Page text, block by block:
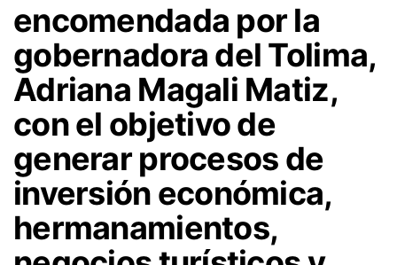
encomendada por la
gobernadora del Tolima,
Adriana Magali Matiz,
con el objetivo de
generar procesos de
inversión económica,
hermanamientos,